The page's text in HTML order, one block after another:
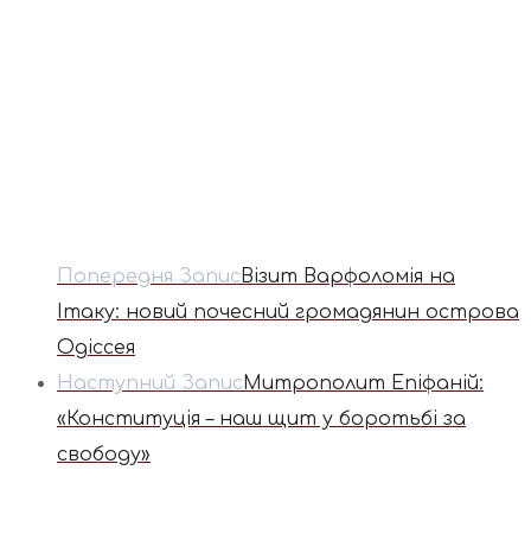
Попередня Запис Візит Варфоломія на
Ітаку: новий почесний громадянин острова
Одіссея
Наступний ЗаписМитрополит Епіфаній:
«Конституція – наш щит у боротьбі за
свободу»